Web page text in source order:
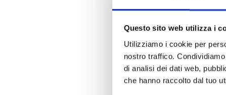
Questo sito web utilizza i
Utilizziamo i cookie per
nostro traffico.
di analisi dei dati web,
che hanno raccolto dal tuo